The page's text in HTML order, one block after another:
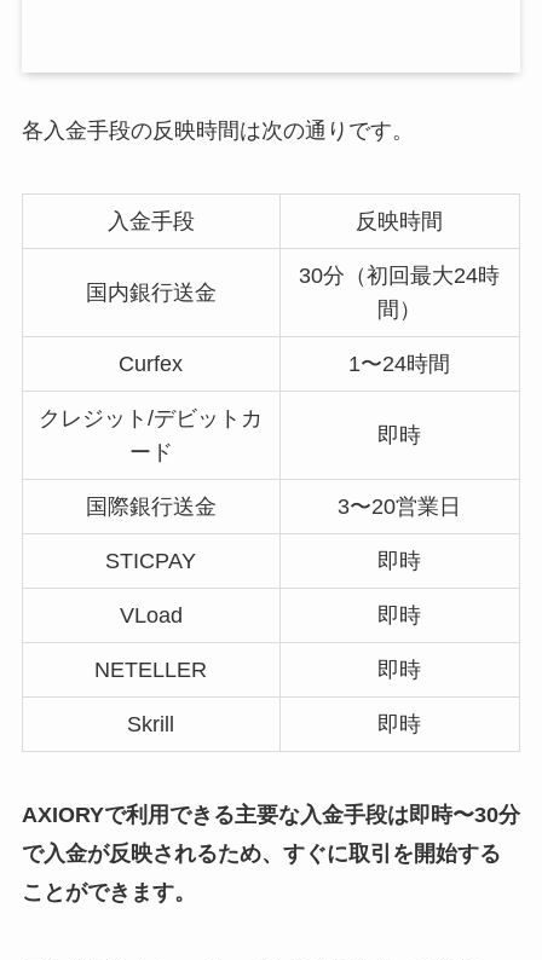
各入金手段の反映時間は次の通りです。
入金手段 反映時間
国内銀行送金
30分（初回最大24時
間）
Curfex 1〜24時間
クレジット/デビットカ
ード
即時
国際銀行送金 3〜20営業日
STICPAY 即時
VLoad 即時
NETELLER 即時
Skrill 即時
AXIORYで利用できる主要な入金手段は即時〜30分
で入金が反映されるため、すぐに取引を開始する
ことができます。